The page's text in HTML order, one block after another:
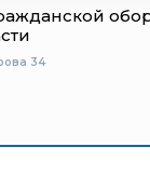
34